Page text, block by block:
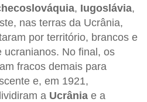
, Iugoslávia,
nas terras da Ucrânia,
por território, brancos e
ucranianos. No final, os
fracos demais para
e, em 1921,
a Ucrânia e a